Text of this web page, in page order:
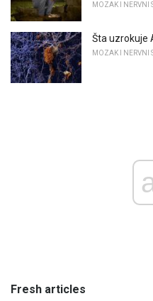
MOZAK I NERVNI
Šta uzrokuje
MOZAK I NERVNI
Fresh articles